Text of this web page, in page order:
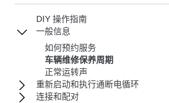
DIY 操作指南
一般信息
如何预约服务
车辆维修保养周期
正常运转声
重新启动和执行通断电循环
连接和配对